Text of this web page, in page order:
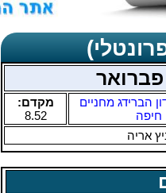
פברואר
הברידג מחניים
חיפה
מקדם:
8.52
אריה